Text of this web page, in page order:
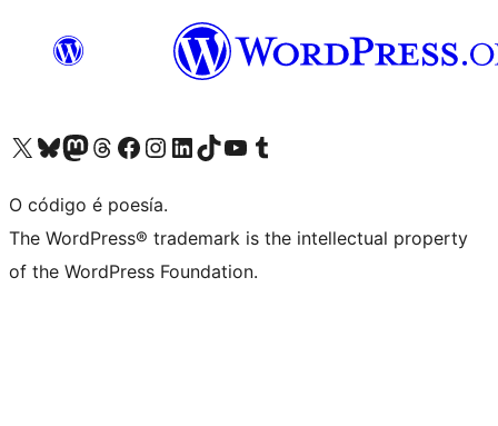
Visita la cuenta de X (anteriormente Twitter)
Visita a nosa conta de Bluesky
Visita a nosa conta de Mastodon
Visita a nosa conta de Threads
Visita a nosa páxina de Facebook
Visita a nosa conta de Instagram
Visita a nosa conta de LinkedIn
Visita a nosa conta de TikTok
Visita a nosa canle de YouTube
Visita a nosa conta de Tumblr
O código é poesía.
The WordPress® trademark is the intellectual property
of the WordPress Foundation.